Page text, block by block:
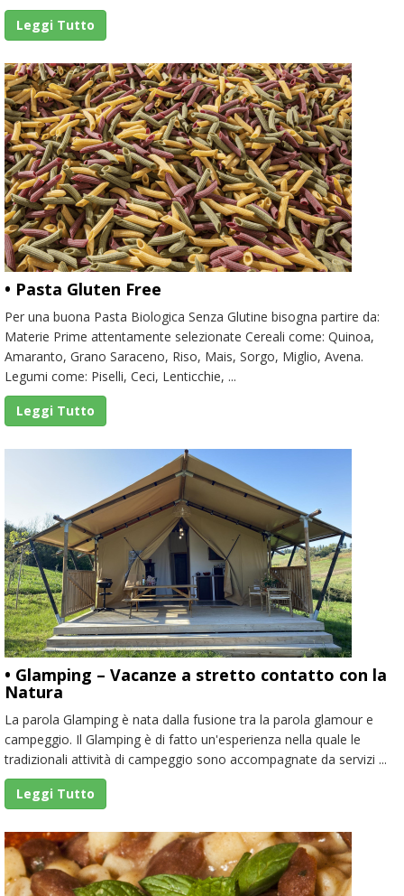
Leggi Tutto
• Pasta Gluten Free
Per una buona Pasta Biologica Senza Glutine bisogna partire da:
Materie Prime attentamente selezionate Cereali come: Quinoa,
Amaranto, Grano Saraceno, Riso, Mais, Sorgo, Miglio, Avena.
Legumi come: Piselli, Ceci, Lenticchie, ...
Leggi Tutto
• Glamping – Vacanze a stretto contatto con la
Natura
La parola Glamping è nata dalla fusione tra la parola glamour e
campeggio. Il Glamping è di fatto un'esperienza nella quale le
tradizionali attività di campeggio sono accompagnate da servizi ...
Leggi Tutto